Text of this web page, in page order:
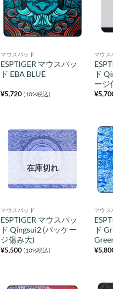
マウスパッド
ESPTIGER マウスパッ
ド EBA BLUE
¥5,720 (10%税込)
マウス
ド
ージ
¥
在庫切れ
マウスパッド
ESPTIGER マウスパッ
ド Qingsui2 (パッケー
ジ傷み大)
¥5,500 (10%税込)
マウス
ド
¥